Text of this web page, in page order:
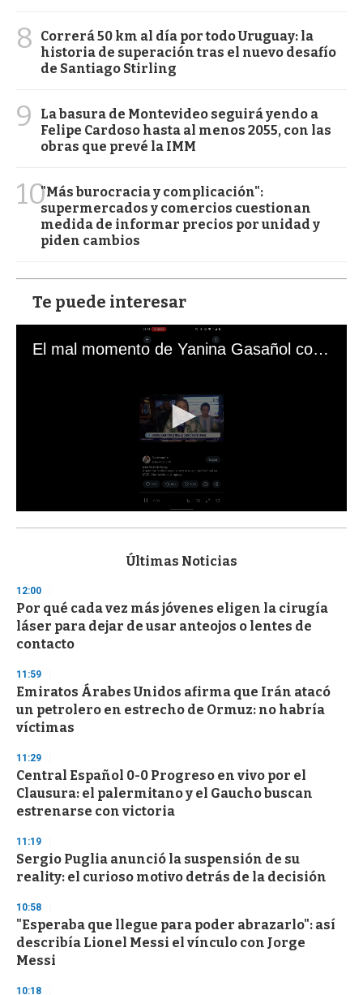
8
Correrá 50 km al día por todo Uruguay: la
historia de superación tras el nuevo desafío
de Santiago Stirling
9
La basura de Montevideo seguirá yendo a
Felipe Cardoso hasta al menos 2055, con las
obras que prevé la IMM
10"Más burocracia y complicación":
supermercados y comercios cuestionan
medida de informar precios por unidad y
piden cambios
Te puede interesar
El mal momento de Yanina Gasañol con un hincha argentino en "Subrayado"
s
d
s
o
f
3
s
e
c
o
n
Últimas Noticias
12:00
Por qué cada vez más jóvenes eligen la cirugía
láser para dejar de usar anteojos o lentes de
contacto
11:59
Emiratos Árabes Unidos afirma que Irán atacó
un petrolero en estrecho de Ormuz: no habría
víctimas
11:29
Central Español 0-0 Progreso en vivo por el
Clausura: el palermitano y el Gaucho buscan
estrenarse con victoria
11:19
Sergio Puglia anunció la suspensión de su
reality: el curioso motivo detrás de la decisión
10:58
"Esperaba que llegue para poder abrazarlo": así
describía Lionel Messi el vínculo con Jorge
Messi
10:18